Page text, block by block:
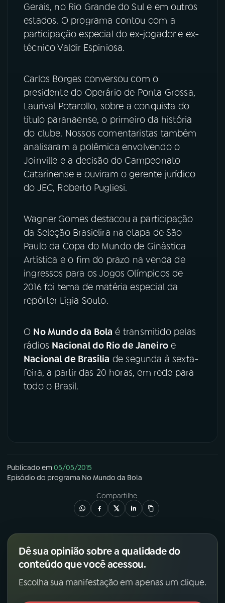
ÚLTIMAS
08FESTIVAL DE MÚSICA
ACOMPANHE A RÁDIO NACIONAL
YouTube
Instagram
TikTok
Gerais, no Rio Grande do Sul e em outros
estados. O programa contou com a
participação especial do ex-jogador e ex-
técnico Valdir Espiniosa.
Carlos Borges conversou com o
presidente do Operário de Ponta Grossa,
Laurival Potarollo, sobre a conquista do
título paranaense, o primeiro da história
do clube. Nossos comentaristas também
analisaram a polêmica envolvendo o
Joinville e a decisão do Campeonato
Catarinense e ouviram o gerente jurídico
do JEC, Roberto Pugliesi.
Wagner Gomes destacou a participação
da Seleção Brasielira na etapa de São
Paulo da Copa do Mundo de Ginástica
Artística e o fim do prazo na venda de
ingressos para os Jogos Olímpicos de
2016 foi tema de matéria especial da
repórter Lígia Souto.
O No Mundo da Bola é transmitido pelas
rádios Nacional do Rio de Janeiroe
Nacional de Brasília de segunda à sexta-
feira, a partir das 20 horas, em rede para
todo o Brasil.
Publicado em05/05/2015
Episódio do programa No Mundo da Bola
Compartilhe
Dê sua opinião sobre a qualidade do
conteúdo que você acessou.
Escolha sua manifestação em apenas um clique.